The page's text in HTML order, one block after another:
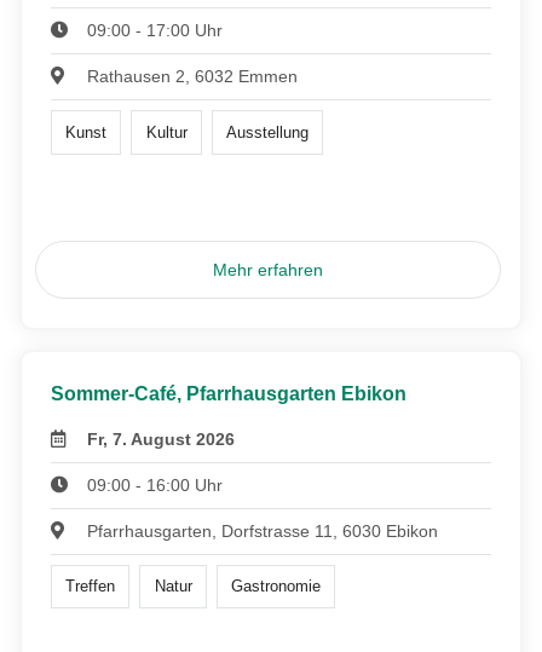
09:00 - 17:00 Uhr
Rathausen 2, 6032 Emmen
Kunst Kultur Ausstellung
Mehr erfahren
Sommer-Café, Pfarrhausgarten Ebikon
Fr, 7. August 2026
09:00 - 16:00 Uhr
Pfarrhausgarten, Dorfstrasse 11, 6030 Ebikon
Treffen Natur Gastronomie